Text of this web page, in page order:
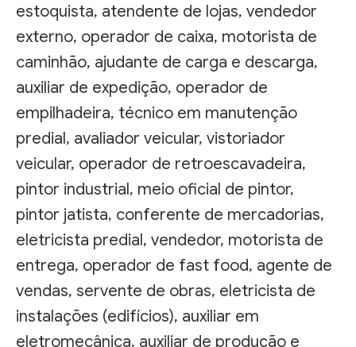
estoquista, atendente de lojas, vendedor
externo, operador de caixa, motorista de
caminhão, ajudante de carga e descarga,
auxiliar de expedição, operador de
empilhadeira, técnico em manutenção
predial, avaliador veicular, vistoriador
veicular, operador de retroescavadeira,
pintor industrial, meio oficial de pintor,
pintor jatista, conferente de mercadorias,
eletricista predial, vendedor, motorista de
entrega, operador de fast food, agente de
vendas, servente de obras, eletricista de
instalações (edifícios), auxiliar em
eletromecânica, auxiliar de produção e